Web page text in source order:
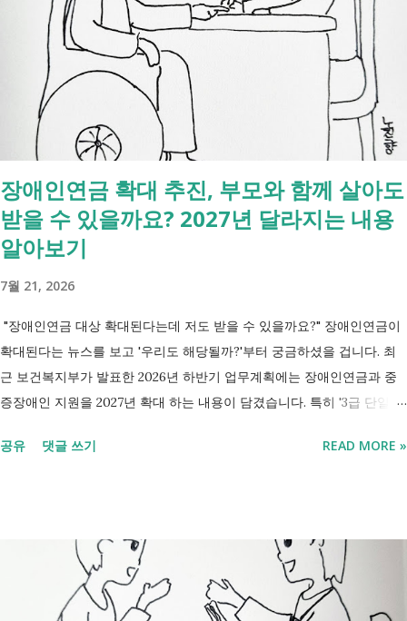
군구청 - 예금 인출, 보험금 청구 은행, 보험사 사망신고 당일에 끝낼 수
있는 건 '신청까지', 처리는 2주 후 부터입니다. [조회되는 것 vs 안되는
것] 구분 조회 가능 조회 불가 금융 은행, 보험, 증권 사금융, 개인 간 거래
세금 국세, 지방세 - 자산 부동산, 자동차 해외 자산, 현금 기타 연금 사업
상 채무, 구독 [함께보면 좋은 링크] - 부모님 사망 후 ...
장애인연금 확대 추진, 부모와 함께 살아도
받을 수 있을까요? 2027년 달라지는 내용
알아보기
7월 21, 2026
"장애인연금 대상 확대된다는데 저도 받을 수 있을까요?" 장애인연금이
확대된다는 뉴스를 보고 '우리도 해당될까?'부터 궁금하셨을 겁니다. 최
근 보건복지부가 발표한 2026년 하반기 업무계획에는 장애인연금과 중
증장애인 지원을 2027년 확대 하는 내용이 담겼습니다. 특히 '3급 단일장
포함되면서 많은 분들이 관심을 갖고 있습니다. 이번 글에서는 장애인과
일 발표된 보건복지부 업무계획에 담긴 내용은 무엇인가요? 2027년 보건
복지부의 업무계획에 담긴 장애인관련은 어떤 내용이 있는지 살펴보겠습
니다. 정부 업무계획 내용 추진 시기 3급 단일장애까지 장애인연금 지급
공유 댓글 쓰기 READ MORE »